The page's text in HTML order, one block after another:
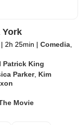
York
| 2h 25min | Comedia,
Patrick King
Parker, Kim
Movie